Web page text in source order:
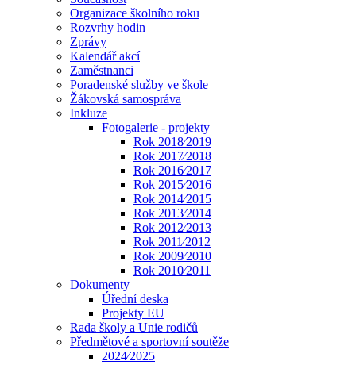
Organizace školního roku
Rozvrhy hodin
Zprávy
Kalendář akcí
Zaměstnanci
Poradenské služby ve škole
Žákovská samospráva
Inkluze
Fotogalerie - projekty
Rok 2018⁄2019
Rok 2017⁄2018
Rok 2016⁄2017
Rok 2015⁄2016
Rok 2014⁄2015
Rok 2013⁄2014
Rok 2012⁄2013
Rok 2011⁄2012
Rok 2009⁄2010
Rok 2010⁄2011
Dokumenty
Úřední deska
Projekty EU
Rada školy a Unie rodičů
Předmětové a sportovní soutěže
2024⁄2025